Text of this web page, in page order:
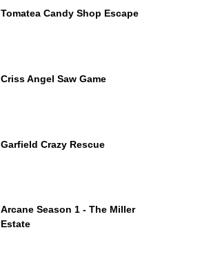
Tomatea Candy Shop Escape
Criss Angel Saw Game
Garfield Crazy Rescue
Arcane Season 1 - The Miller
Estate